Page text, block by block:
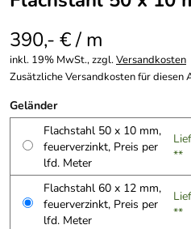
390,- € / m
inkl. 19% MwSt., zzgl.Versandkosten
Zusätzliche Versandkosten für diesen
Geländer
Flachstahl 50 x 10 mm,
feuerverzinkt, Preis per
lfd. Meter
**
Flachstahl 60 x 12 mm,
feuerverzinkt, Preis per
lfd. Meter
**